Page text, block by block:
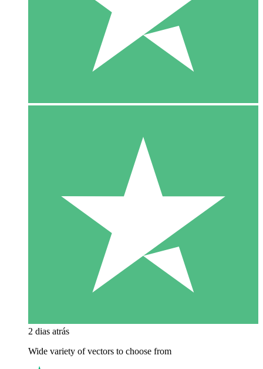
2 dias atrás
Wide variety of vectors to choose from